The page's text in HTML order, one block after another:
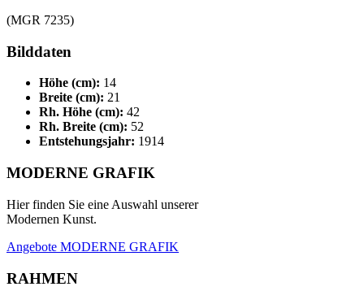
(MGR 7235)
Bilddaten
Höhe (cm): 14
Breite (cm): 21
Rh. Höhe (cm): 42
Rh. Breite (cm): 52
Entstehungsjahr: 1914
MODERNE GRAFIK
Hier finden Sie eine Auswahl unserer
Modernen Kunst.
Angebote MODERNE GRAFIK
RAHMEN